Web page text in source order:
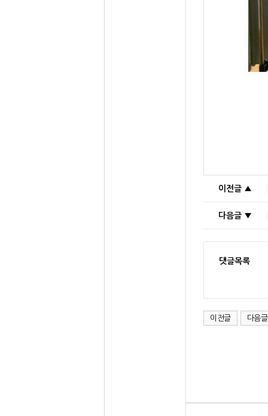
이전글 ▲
다음글 ▼
댓글목록
이전글 다음글